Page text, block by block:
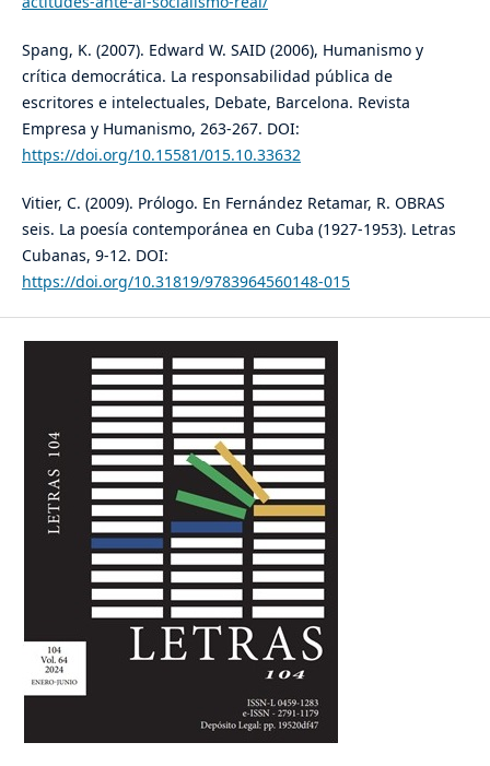
Spang, K. (2007). Edward W. SAID (2006), Humanismo y
crítica democrática. La responsabilidad pública de
escritores e intelectuales, Debate, Barcelona. Revista
Empresa y Humanismo, 263-267. DOI:
https://doi.org/10.15581/015.10.33632
Vitier, C. (2009). Prólogo. En Fernández Retamar, R. OBRAS
seis. La poesía contemporánea en Cuba (1927-1953). Letras
Cubanas, 9-12. DOI:
https://doi.org/10.31819/9783964560148-015